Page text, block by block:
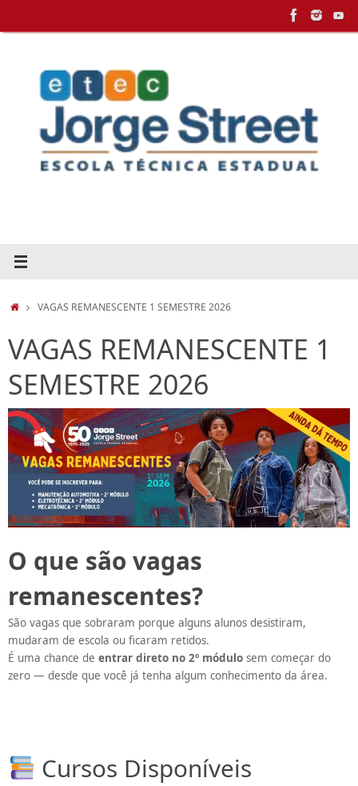
HOMEVAGAS REMANESCENTE 1 SEMESTRE 2026
VAGAS REMANESCENTE 1
SEMESTRE 2026
O que são vagas
remanescentes?
São vagas que sobraram porque alguns alunos desistiram,
mudaram de escola ou ficaram retidos.
É uma chance de entrar direto no 2º módulo sem começar do
zero — desde que você já tenha algum conhecimento da área.
Cursos Disponíveis